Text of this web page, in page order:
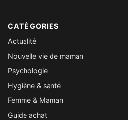
CATÉGORIES
Actualité
Nouvelle vie de maman
Psychologie
Hygiène & santé
Femme & Maman
Guide achat